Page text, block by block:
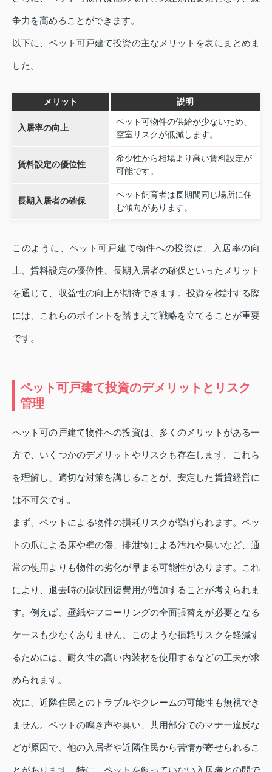
争力を高めることができます。
以下に、ペット可戸建て投資の主なメリットを表にまとめま
した。
メリット 説明
入居率の向上
ペット可物件の供給が少ないため、
空室リスクが低減します。
賃料設定の優位性
希少性から相場より高い賃料設定が
可能です。
長期入居者の確保
ペット飼育者は長期間同じ場所に住
む傾向があります。
このように、ペット可戸建て物件への投資は、入居率の向
上、賃料設定の優位性、長期入居者の確保といったメリット
を通じて、収益性の向上が期待できます。投資を検討する際
には、これらのポイントを踏まえて戦略を立てることが重要
です。
ペット可戸建て投資のデメリットとリスク
管理
ペット可の戸建て物件への投資は、多くのメリットがある一
方で、いくつかのデメリットやリスクも存在します。これら
を理解し、適切な対策を講じることが、安定した賃貸経営に
は不可欠です。
まず、ペットによる物件の損耗リスクが挙げられます。ペッ
トの爪による床や壁の傷、排泄物による汚れや臭いなど、通
常の使用よりも物件の劣化が早まる可能性があります。これ
により、退去時の原状回復費用が増加することが考えられま
す。例えば、壁紙やフローリングの全面張替えが必要となる
ケースも少なくありません。このような損耗リスクを軽減す
るためには、耐久性の高い内装材を使用するなどの工夫が求
められます。
次に、近隣住民とのトラブルやクレームの可能性も無視でき
ません。ペットの鳴き声や臭い、共用部分でのマナー違反な
どが原因で、他の入居者や近隣住民から苦情が寄せられるこ